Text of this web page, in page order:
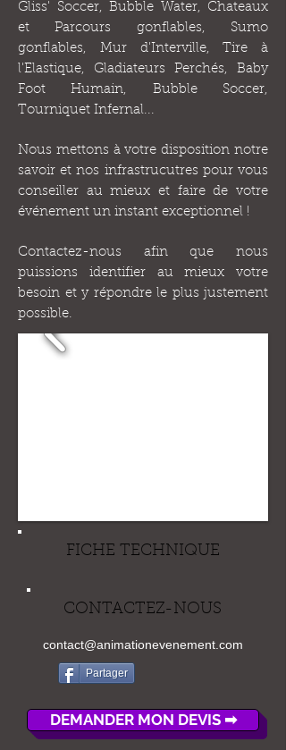
Gliss' Soccer, Bubble Water, Chateaux
et Parcours gonflables, Sumo
gonflables, Mur d'Interville, Tire à
l'Elastique, Gladiateurs Perchés, Baby
Foot Humain, Bubble Soccer,
Tourniquet Infernal...
Nous mettons à votre disposition notre
savoir et nos infrastrucutres pour vous
conseiller au mieux et faire de votre
événement un instant exceptionnel !
Contactez-nous afin que nous
puissions identifier au mieux votre
besoin et y répondre le plus justement
possible.
FICHE TECHNIQUE
CONTACTEZ-NOUS
contact@animationevenement.com
Partager
DEMANDER MON DEVIS ➡